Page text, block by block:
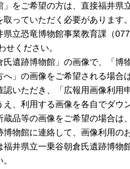
」をご希望の方は、直接福井県
取っていただく必要があります
県立恐竜博物館事業教育課（
せください。
氏遺跡博物館」の画像で、「博
へ」の画像をご希望される場合
認いただき、「広報用画像利用
え、利用する画像を各自でダウ
蔵品等の画像をご希望の場合は
博物館に連絡して、画像利用の
福井県立一乗谷朝倉氏遺跡博物